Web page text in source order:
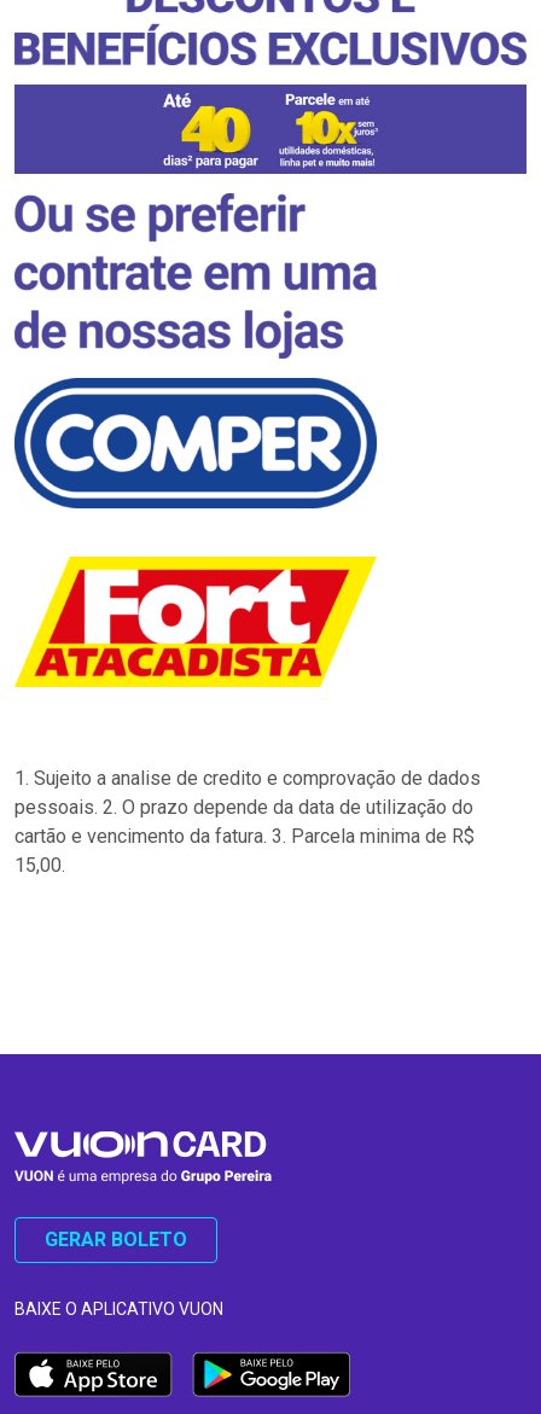
1. Sujeito a analise de credito e comprovação de dados
pessoais. 2. O prazo depende da data de utilização do
cartão e vencimento da fatura. 3. Parcela minima de R$
15,00.
GERAR BOLETO
BAIXE O APLICATIVO VUON